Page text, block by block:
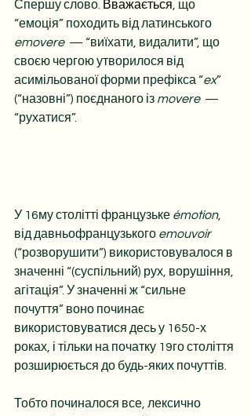
Спершу слово. Вважається , що
“емоція” походить від латинського
emovere — “виїхати, видалити”, що
своєю чергою утворилося від
асимільованої форми префікса “ex”
(“назовні”) поєднаного із movere
  —
“рухатися”.
У 16му столітті французьке émotion,
від давньофранцузького emouvoir
(“розворушити”) використовувалося в
значенні “(суспільний) рух, ворушіння,
агітація”. У значенні ж “сильне
почуття” воно починає
використовуватися десь у 1650-х
роках, і тільки на початку 19го століття
розширюється до будь-яких почуттів.
Тобто починалося все, лексично